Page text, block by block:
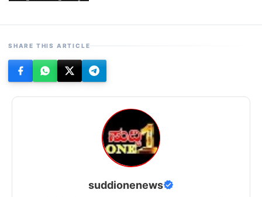
SHARE THIS ARTICLE
suddionenews